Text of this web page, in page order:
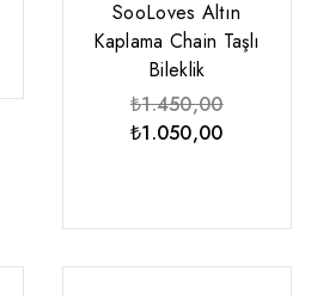
SooLoves Altın
Kaplama Chain Taşlı
Bileklik
₺1.450,00Orijinal
fiyat:
₺1.050,00Şu